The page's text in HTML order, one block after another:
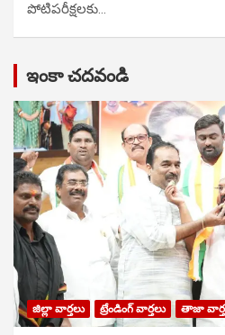
పోటిప‌రీక్ష‌ల‌కు…
ఇంకా చదవండి
జిల్లా వార్తలు ట్రేండింగ్ వార్తలు తాజా